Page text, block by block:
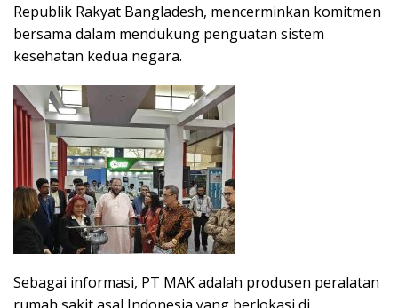
Republik Rakyat Bangladesh, mencerminkan komitmen
bersama dalam mendukung penguatan sistem
kesehatan kedua negara.
Sebagai informasi, PT MAK adalah produsen peralatan